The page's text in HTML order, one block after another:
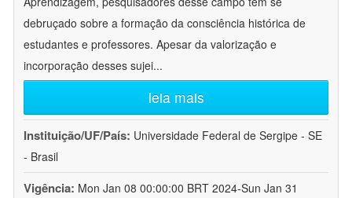
debruçado sobre a formação da consciência histórica de
estudantes e professores. Apesar da valorização e
incorporação desses sujei...
leia mais
Instituição/UF/País: Universidade Federal de Sergipe - SE
- Brasil
Vigência: Mon Jan 08 00:00:00 BRT 2024-Sun Jan 31